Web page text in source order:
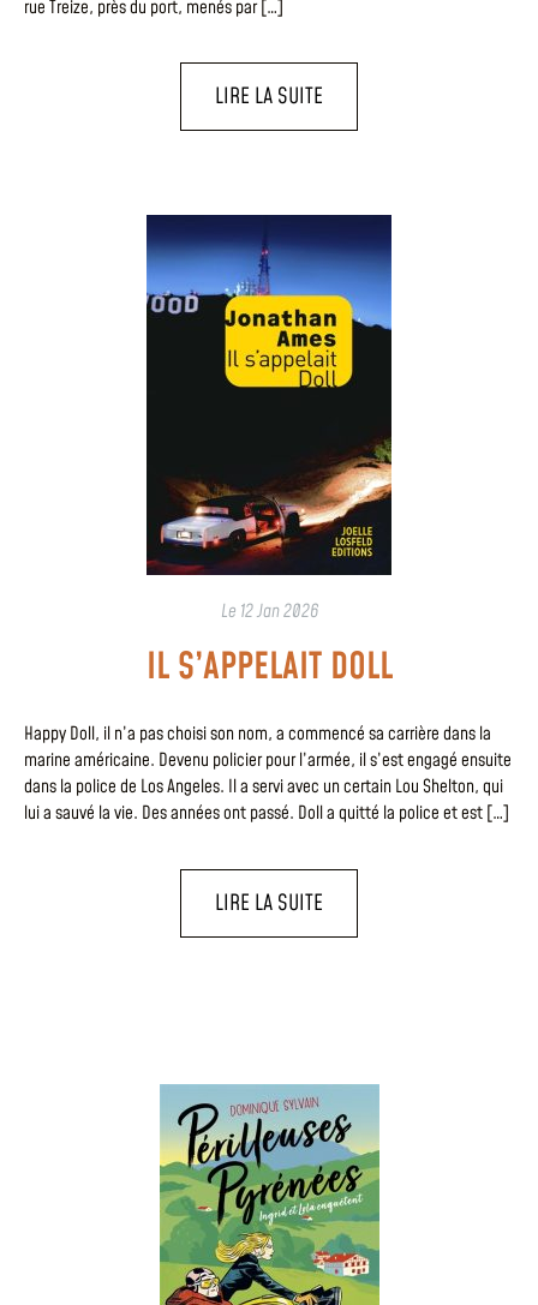
rue Treize, près du port, menés par […]
LIRE LA SUITE
Le 12 Jan 2026
IL S’APPELAIT DOLL
Happy Doll, il n’a pas choisi son nom, a commencé sa carrière dans la
marine américaine. Devenu policier pour l’armée, il s’est engagé ensuite
dans la police de Los Angeles. Il a servi avec un certain Lou Shelton, qui
lui a sauvé la vie. Des années ont passé. Doll a quitté la police et est […]
LIRE LA SUITE